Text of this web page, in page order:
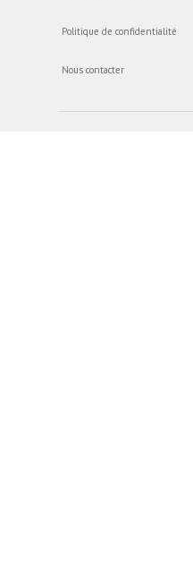
Politique de confidentialité
Nous contacter